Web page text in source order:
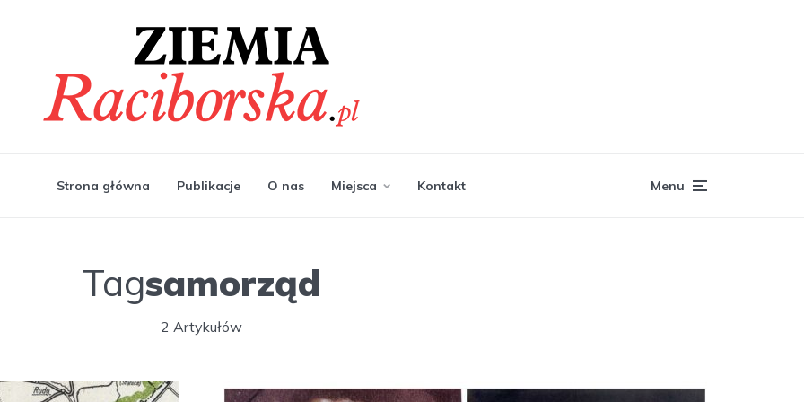
Strona główna Publikacje O nas Miejsca Kontakt Menu
Tagsamorząd
2 Artykułów